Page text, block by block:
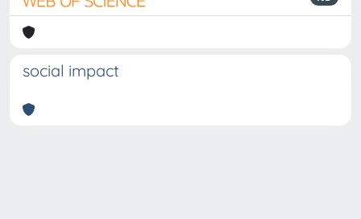
social impact